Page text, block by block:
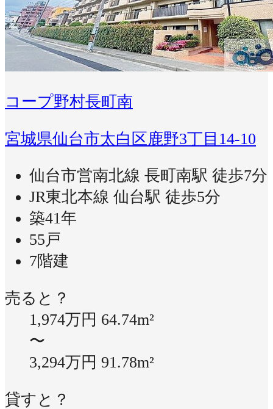
コープ野村長町南
宮城県仙台市太白区鹿野3丁目14-10
仙台市営南北線 長町南駅 徒歩7分
JR東北本線 仙台駅 徒歩5分
築41年
55戸
7階建
売ると？
1,974万円 64.74m²
〜
3,294万円 91.78m²
貸すと？